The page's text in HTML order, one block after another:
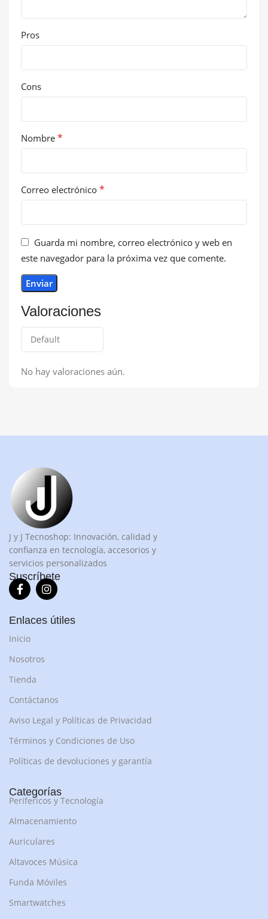
Valoraciones
No hay valoraciones aún.
Pros
Cons
Nombre *
Correo electrónico *
Guarda mi nombre, correo electrónico y web en
este navegador para la próxima vez que comente.
J y J Tecnoshop: Innovación, calidad y
confianza en tecnología, accesorios y
servicios personalizados
Suscríbete
Enlaces útiles
Inicio
Nosotros
Tienda
Contáctanos
Aviso Legal y Políticas de Privacidad
Términos y Condiciones de Uso
Políticas de devoluciones y garantía
Categorías
Perifericos y Tecnología
Almacenamiento
Auriculares
Altavoces Música
Funda Móviles
Smartwatches